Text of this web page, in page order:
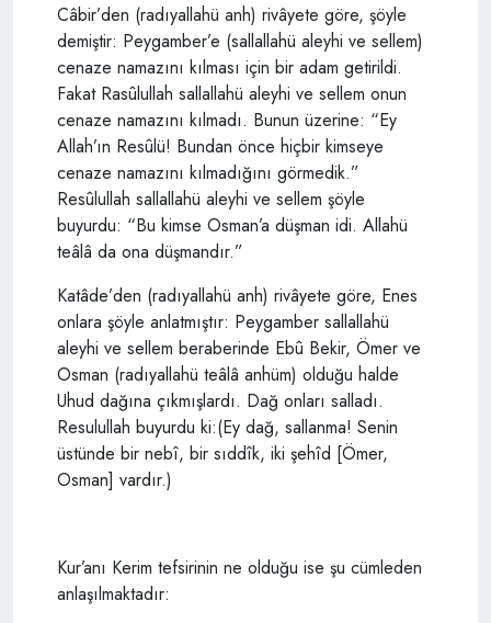
Câbir’den (radıyallahü anh) rivâyete göre, şöyle
demiştir: Peygamber’e (sallallahü aleyhi ve sellem)
cenaze namazını kılması için bir adam getirildi.
Fakat Rasûlullah sallallahü aleyhi ve sellem onun
cenaze namazını kılmadı. Bunun üzerine: “Ey
Allah’ın Resûlü! Bundan önce hiçbir kimseye
cenaze namazını kılmadığını görmedik.”
Resûlullah sallallahü aleyhi ve sellem şöyle
buyurdu: “Bu kimse Osman’a düşman idi. Allahü
teâlâ da ona düşmandır.”
Katâde’den (radıyallahü anh) rivâyete göre, Enes
onlara şöyle anlatmıştır: Peygamber sallallahü
aleyhi ve sellem beraberinde Ebû Bekir, Ömer ve
Osman (radıyallahü teâlâ anhüm) olduğu halde
Uhud dağına çıkmışlardı. Dağ onları salladı.
Resulullah buyurdu ki:(Ey dağ, sallanma! Senin
üstünde bir nebî, bir sıddîk, iki şehîd [Ömer,
Osman] vardır.)
Kur’anı Kerim tefsirinin ne olduğu ise şu cümleden
anlaşılmaktadır: